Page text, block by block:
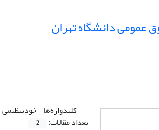
عمومی دانشگاه تهران
کلیدواژه‌ها =خودتنظیمی
تعداد مقالات:
2